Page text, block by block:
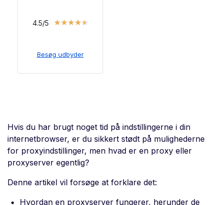
4.5/5 ★★★★★
Besøg udbyder
Hvis du har brugt noget tid på indstillingerne i din
internetbrowser, er du sikkert stødt på mulighederne
for proxyindstillinger, men hvad er en proxy eller
proxyserver egentlig?
Denne artikel vil forsøge at forklare det:
Hvordan en proxyserver fungerer, herunder de